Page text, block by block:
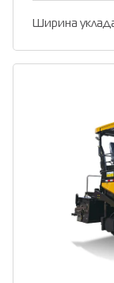
Ширина